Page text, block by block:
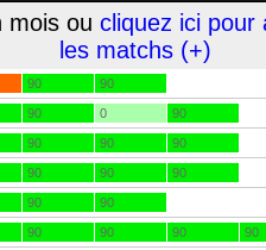
mois ou cliquez ici pour
les matchs (+)
90 90
90 0 90
90 90 90
90 90 90
90 90
90 90 90 90